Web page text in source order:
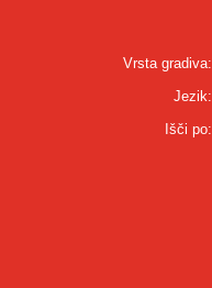
Vrsta gradiva:
Jezik:
Išči po: